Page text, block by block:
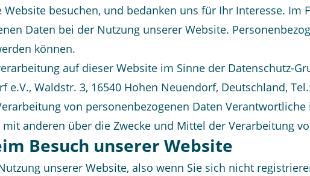
Website besuchen, und bedanken uns für Ihr Interesse.
Daten bei der Nutzung unserer Website.
können.
auf dieser Website im Sinne der Datenschutz-
Waldstr. 3, 16540 Hohen Neuendorf, Deutschland,
von personenbezogenen Daten
anderen über die Zwecke und Mittel der Verarbeitung
Besuch unserer Website
unserer Website, also wenn Sie sich nicht